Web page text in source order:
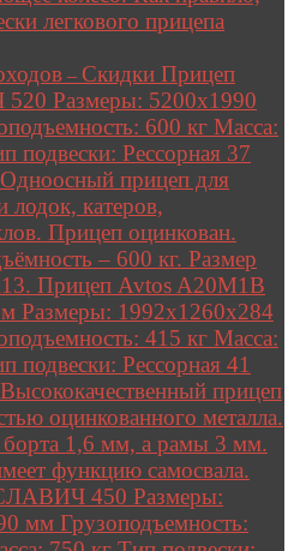
легкового прицепа
– Скидки Прицеп
Размеры: 5200х1990
600 кг Масса:
подвески: Рессорная 37
прицеп для
лодок, катеров,
Прицеп оцинкован.
– 600 кг. Размер
Прицеп Avtos A20M1B
Размеры: 1992х1260х284
415 кг Масса:
подвески: Рессорная 41
прицеп
оцинкованного металла.
1,6 мм, а рамы 3 мм.
функцию самосвала.
450 Размеры:
мм Грузоподъемность: